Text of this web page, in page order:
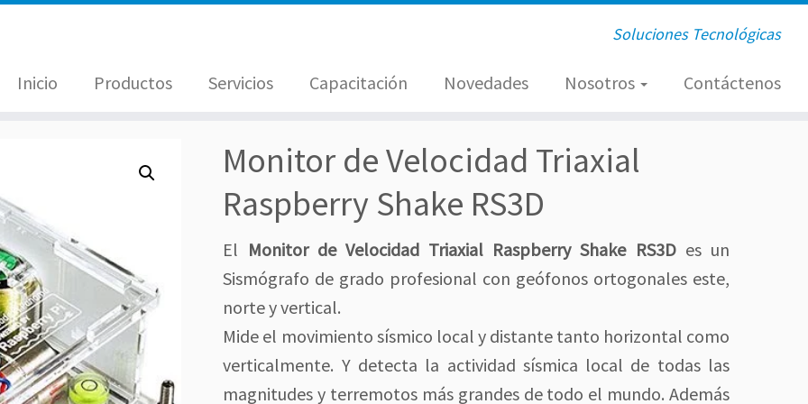
Soluciones Tecnológicas
Inicio Productos Servicios Capacitación Novedades Nosotros Contáctenos
Monitor de Velocidad Triaxial
Raspberry Shake RS3D
El Monitor de Velocidad Triaxial Raspberry Shake RS3Des un
Sismógrafo de grado profesional con geófonos ortogonales este,
norte y vertical.
Mide el movimiento sísmico local y distante tanto horizontal como
verticalmente. Y detecta la actividad sísmica local de todas las
magnitudes y terremotos más grandes de todo el mundo. Además